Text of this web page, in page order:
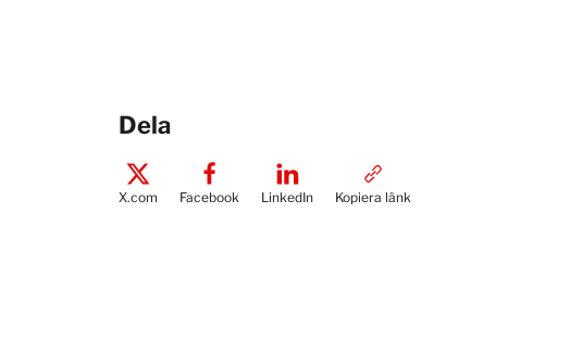
Dela
X.com Facebook LinkedIn Kopiera länk